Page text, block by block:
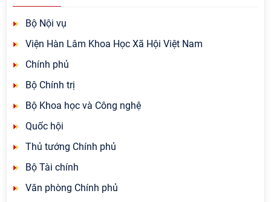
Bộ Nội vụ
Viện Hàn Lâm Khoa Học Xã Hội Việt Nam
Chính phủ
Bộ Chính trị
Bộ Khoa học và Công nghệ
Quốc hội
Thủ tướng Chính phủ
Bộ Tài chính
Văn phòng Chính phủ